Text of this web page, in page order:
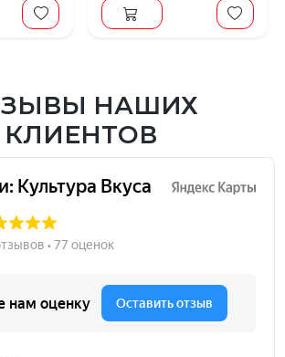
НАШИХ
КЛИЕНТОВ